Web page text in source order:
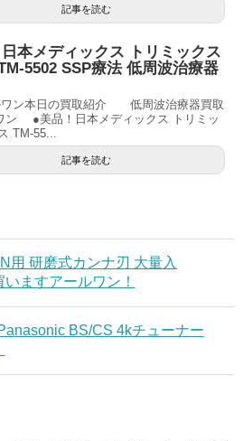
記事を読む
本メディックス トリミックス
5502 SSP療法 低周波治療器
ン本日の買取紹介 低周波治療器買取
ン ●美品！日本メディックス トリミッ
TM-55...
記事を読む
用 研磨式カンナ刃 大量入
ますアールワン！
BS/CS 4kチューナー